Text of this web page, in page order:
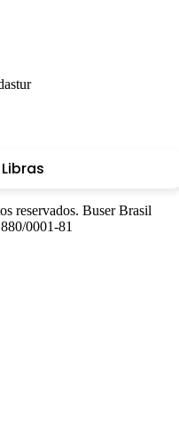
reservados. Buser Brasil
0001-81